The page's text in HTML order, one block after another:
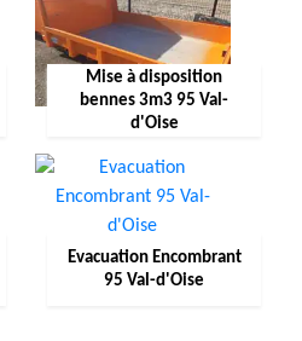
Mise à disposition
bennes 3m3 95 Val-
d'Oise
Evacuation Encombrant
95 Val-d'Oise